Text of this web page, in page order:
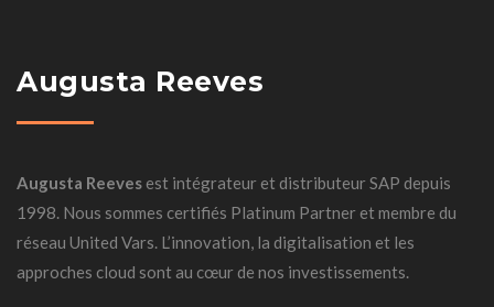
Augusta Reeves
Augusta Reeves est intégrateur et distributeur SAP depuis
1998. Nous sommes certifiés Platinum Partner et membre du
réseau United Vars. L’innovation, la digitalisation et les
approches cloud sont au cœur de nos investissements.